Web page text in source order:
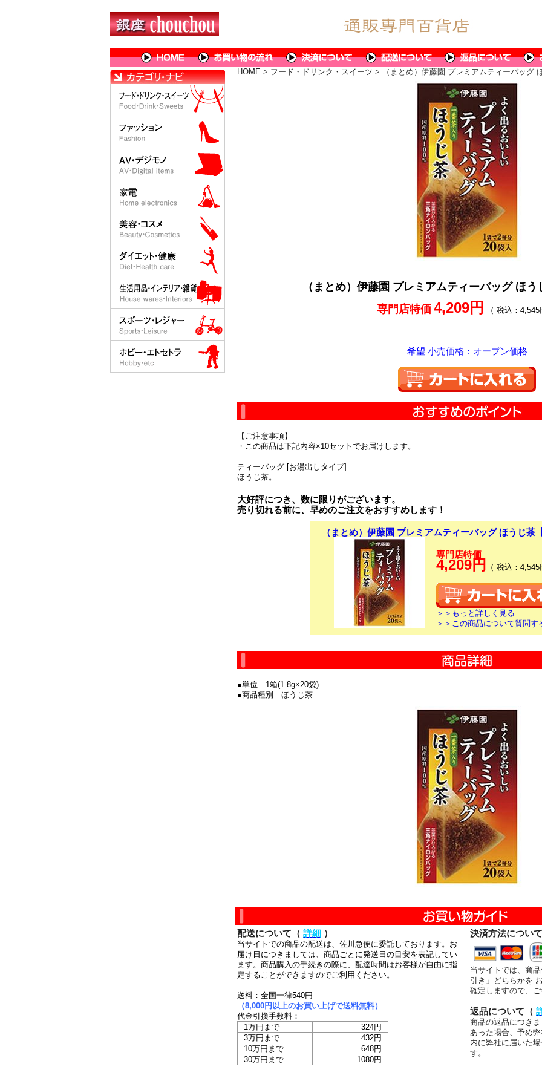
HOME > フード・ドリンク・スイーツ > （まとめ）伊藤園 プレミアムティーバッグ
（まとめ）伊藤園 プレミアムティーバッグ ほう
専門店特価 4,209円 （ 税込：4,545
希望 小売価格：オープン価格
【ご注意事項】
・この商品は下記内容×10セットでお届けします。
ティーバッグ [お湯出しタイプ]
ほうじ茶。
大好評につき、数に限りがございます。
売り切れる前に、早めのご注文をおすすめします！
（まとめ）伊藤園 プレミアムティーバッグ ほうじ茶
専門店特価
4,209円 （ 税込：4,545
＞＞もっと詳しく見る
＞＞この商品について質問す
●単位 1箱(1.8g×20袋)
●商品種別 ほうじ茶
配送について（ 詳細 ）
当サイトでの商品の配送は、佐川急便に委託しております。お
届け日につきましては、商品ごとに発送日の目安を表記してい
ます。商品購入の手続きの際に、配達時間はお客様が自由に指
定することができますのでご利用ください。
送料：全国一律540円
（8,000円以上のお買い上げで送料無料）
代金引換手数料：
1万円まで
324円
3万円まで
432円
10万円まで
648円
30万円まで
1080円
決済方法につい
当サイトでは、商
引き」どちらかを
確定しますので、
返品について（
商品の返品につき
あった場合、予め
内に弊社に届いた
す。